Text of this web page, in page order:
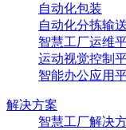
自动化包装
自动化分拣输送
智慧工厂运维
运动视觉控制
智能办公应用
解决方案
智慧工厂解决